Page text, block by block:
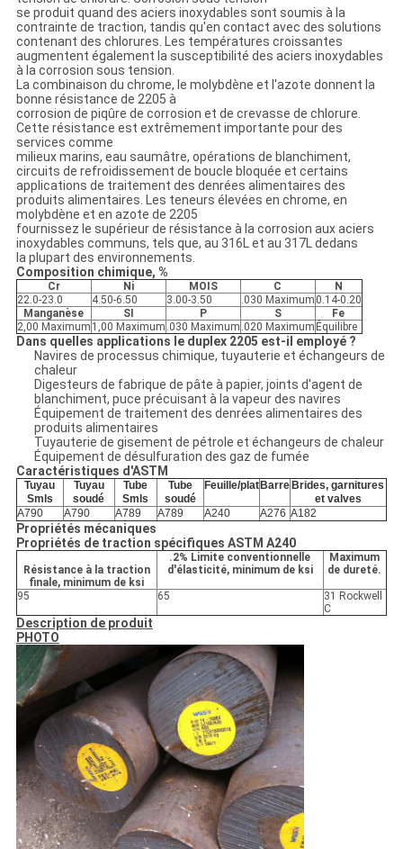
se produit quand des aciers inoxydables sont soumis à la
contrainte de traction, tandis qu'en contact avec des solutions
contenant des chlorures. Les températures croissantes
augmentent également la susceptibilité des aciers inoxydables
à la corrosion sous tension.
La combinaison du chrome, le molybdène et l'azote donnent la
bonne résistance de 2205 à
corrosion de piqûre de corrosion et de crevasse de chlorure.
Cette résistance est extrêmement importante pour des
services comme
milieux marins, eau saumâtre, opérations de blanchiment,
circuits de refroidissement de boucle bloquée et certains
applications de traitement des denrées alimentaires des
produits alimentaires. Les teneurs élevées en chrome, en
molybdène et en azote de 2205
fournissez le supérieur de résistance à la corrosion aux aciers
inoxydables communs, tels que, au 316L et au 317L dedans
la plupart des environnements.
Composition chimique, %
Cr Ni MOIS C
N
22.0-23.0
4.50-6.50 3.00-3.50 .030 Maximum 0.14-0.20
Manganèse
SI P S
Fe
2,00 Maximum 1,00 Maximum .030 Maximum .020 Maximum Équilibre
Dans quelles applications le duplex 2205 est-il employé ?
Navires de processus chimique, tuyauterie et échangeurs de
chaleur
Digesteurs de fabrique de pâte à papier, joints d'agent de
blanchiment, puce précuisant à la vapeur des navires
Équipement de traitement des denrées alimentaires des
produits alimentaires
Tuyauterie de gisement de pétrole et échangeurs de chaleur
Équipement de désulfuration des gaz de fumée
Caractéristiques d'ASTM
Tuyau
Smls
Tuyau
soudé
Tube
Smls
Tube
soudé
Feuille/plat Barre Brides, garnitures
et valves
A790
A790 A789 A789 A240 A276 A182
Propriétés mécaniques
Propriétés de traction spécifiques ASTM A240
Résistance à la traction
finale, minimum de ksi
.2% Limite conventionnelle
d'élasticité, minimum de ksi
Maximum
de dureté.
95 65
31 Rockwell
C
Description de produit
PHOTO